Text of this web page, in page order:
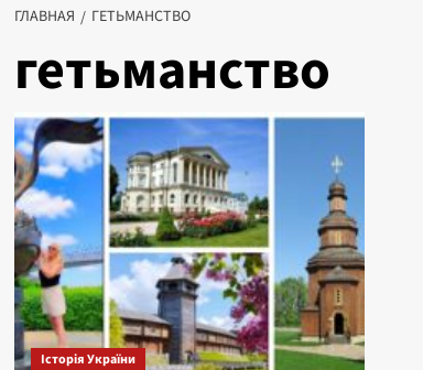
ГЛАВНАЯ ГЕТЬМАНСТВО
гетьманство
Історія України